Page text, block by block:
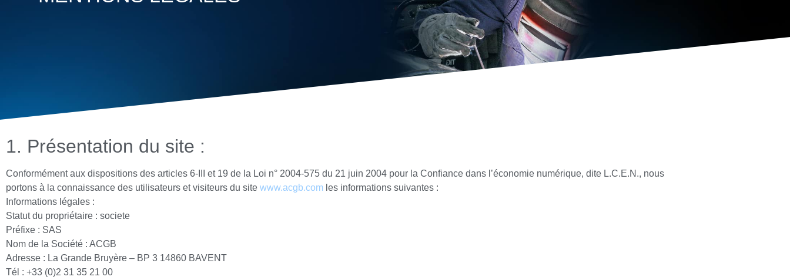
1. Présentation du site :
Conformément aux dispositions des articles 6-III et 19 de la Loi n° 2004-575 du 21 juin 2004 pour la Confiance dans l’économie numérique, dite L.C.E.N., nous
portons à la connaissance des utilisateurs et visiteurs du site www.acgb.com les informations suivantes :
Informations légales :
Statut du propriétaire : societe
Préfixe : SAS
Nom de la Société : ACGB
Adresse : La Grande Bruyère – BP 3 14860 BAVENT
Tél : +33 (0)2 31 35 21 00